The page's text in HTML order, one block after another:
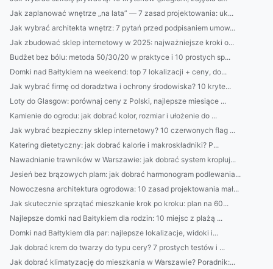
Jak zaplanować wnętrze „na lata” — 7 zasad projektowania: uk...
Jak wybrać architekta wnętrz: 7 pytań przed podpisaniem umow...
Jak zbudować sklep internetowy w 2025: najważniejsze kroki o...
Budżet bez bólu: metoda 50/30/20 w praktyce i 10 prostych sp...
Domki nad Bałtykiem na weekend: top 7 lokalizacji + ceny, do...
Jak wybrać firmę od doradztwa i ochrony środowiska? 10 kryte...
Loty do Glasgow: porównaj ceny z Polski, najlepsze miesiące ...
Kamienie do ogrodu: jak dobrać kolor, rozmiar i ułożenie do ...
Jak wybrać bezpieczny sklep internetowy? 10 czerwonych flag ...
Katering dietetyczny: jak dobrać kalorie i makroskładniki? P...
Nawadnianie trawników w Warszawie: jak dobrać system kropluj...
Jesień bez brązowych plam: jak dobrać harmonogram podlewania...
Nowoczesna architektura ogrodowa: 10 zasad projektowania mał...
Jak skutecznie sprzątać mieszkanie krok po kroku: plan na 60...
Najlepsze domki nad Bałtykiem dla rodzin: 10 miejsc z plażą ...
Domki nad Bałtykiem dla par: najlepsze lokalizacje, widoki i...
Jak dobrać krem do twarzy do typu cery? 7 prostych testów i ...
Jak dobrać klimatyzację do mieszkania w Warszawie? Poradnik:...